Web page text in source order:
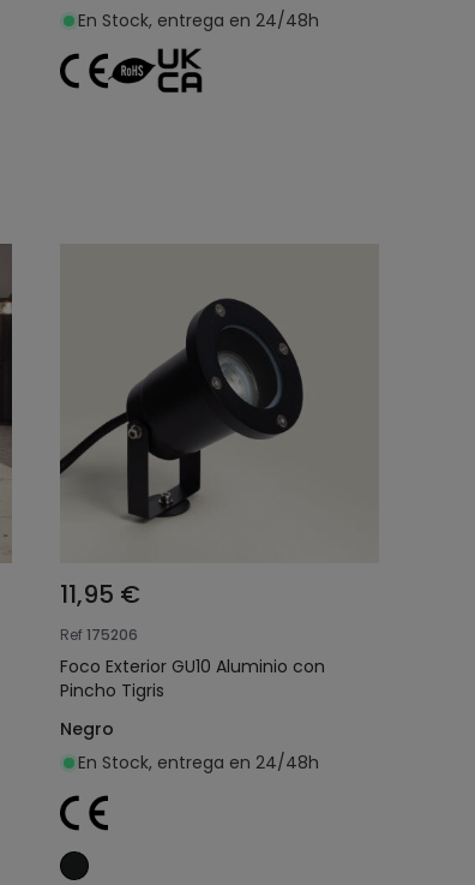
En Stock, entrega en 24/48h
11,95 €
Ref175206
Foco Exterior GU10 Aluminio con
Pincho Tigris
Negro
En Stock, entrega en 24/48h